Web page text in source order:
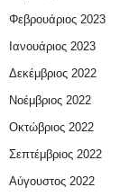
Φεβρουάριος 2023
Ιανουάριος 2023
Δεκέμβριος 2022
Νοέμβριος 2022
Οκτώβριος 2022
Σεπτέμβριος 2022
Αύγουστος 2022